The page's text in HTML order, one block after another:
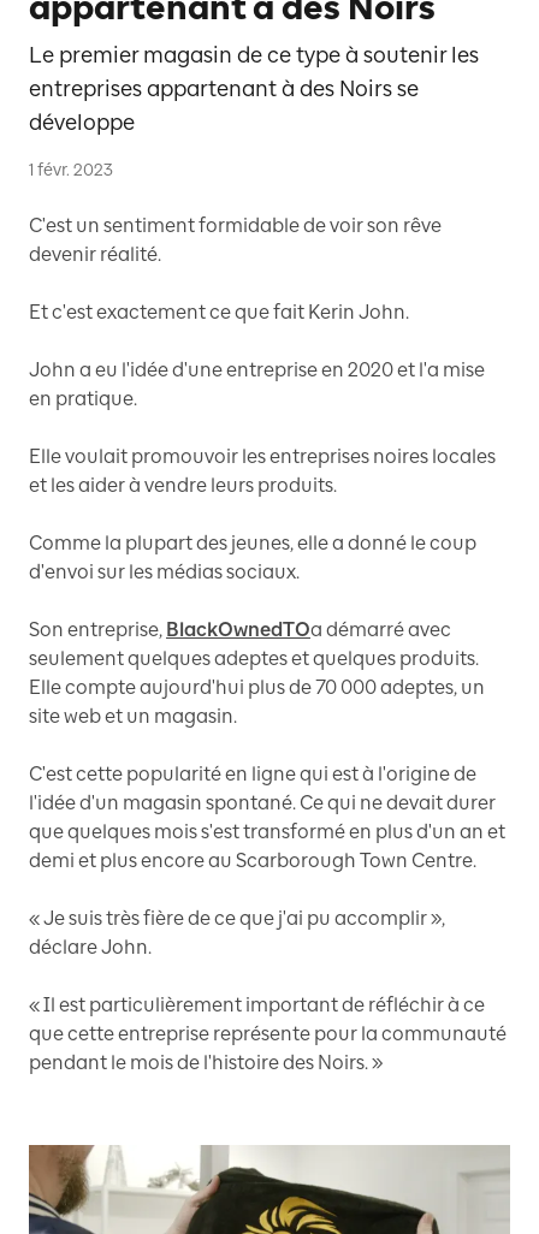
Le premier magasin de ce type à soutenir les
entreprises appartenant à des Noirs se
développe
1 févr. 2023
C'est un sentiment formidable de voir son rêve
devenir réalité.
Et c'est exactement ce que fait Kerin John.
John a eu l'idée d'une entreprise en 2020 et l'a mise
en pratique.
Elle voulait promouvoir les entreprises noires locales
et les aider à vendre leurs produits.
Comme la plupart des jeunes, elle a donné le coup
d'envoi sur les médias sociaux.
Son entreprise, BlackOwnedTOa démarré avec
seulement quelques adeptes et quelques produits.
Elle compte aujourd'hui plus de 70 000 adeptes, un
site web et un magasin.
C'est cette popularité en ligne qui est à l'origine de
l'idée d'un magasin spontané. Ce qui ne devait durer
que quelques mois s'est transformé en plus d'un an et
demi et plus encore au Scarborough Town Centre.
« Je suis très fière de ce que j'ai pu accomplir »,
déclare John.
« Il est particulièrement important de réfléchir à ce
que cette entreprise représente pour la communauté
pendant le mois de l'histoire des Noirs. »